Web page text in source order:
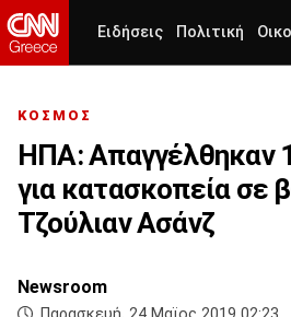
Ειδήσεις Πολιτική
ΚΟΣΜΟΣ
ΗΠΑ: Απαγγέλθηκαν
για κατασκοπεία σε
Τζούλιαν Ασάνζ
Newsroom